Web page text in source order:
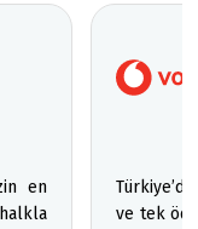
en
ve tek